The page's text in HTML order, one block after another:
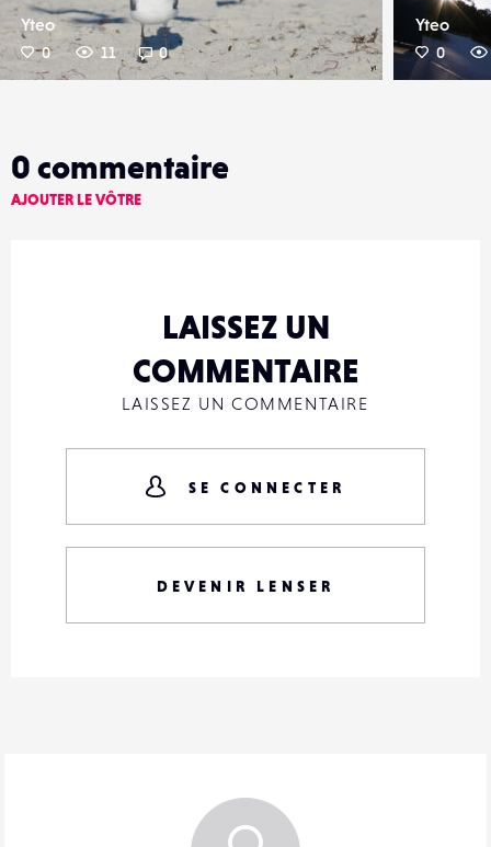
Yteo
0 11 0
Yteo
0
0 commentaire
AJOUTER LE VÔTRE
LAISSEZ UN
COMMENTAIRE
LAISSEZ UN COMMENTAIRE
SE CONNECTER
DEVENIR LENSER